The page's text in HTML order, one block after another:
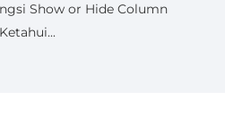
Show or Hide Column